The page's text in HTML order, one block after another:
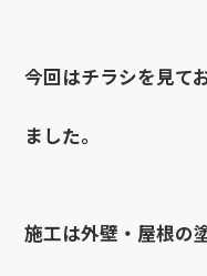
今回はチラシを見て
ました。
施工は外壁・屋根の